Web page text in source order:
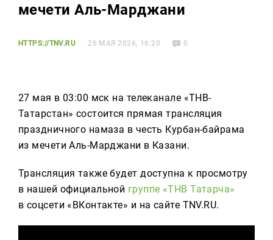
Телепрограмма
+7 (843) 570−50−00
reception@tnvtv.ru
мечети Аль-Марджани
HTTPS://TNV.RU 26 МАЯ 2026, 16:20 0
27 мая в 03:00 мск на телеканале «ТНВ-
Татарстан» состоится прямая трансляция
праздничного намаза в честь Курбан-байрама
из мечети Аль-Марджани в Казани.
Трансляция также будет доступна к просмотру
в нашей официальной группе «ТНВ Татарча»
в соцсети «ВКонтакте» и на сайте TNV.RU.